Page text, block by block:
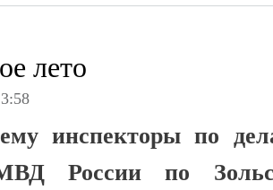
лето
инспекторы по
России по